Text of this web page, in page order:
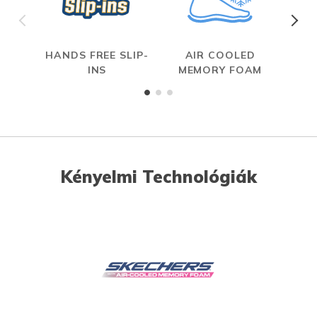
HANDS FREE SLIP-
INS
AIR COOLED
MEMORY FOAM
Kényelmi Technológiák